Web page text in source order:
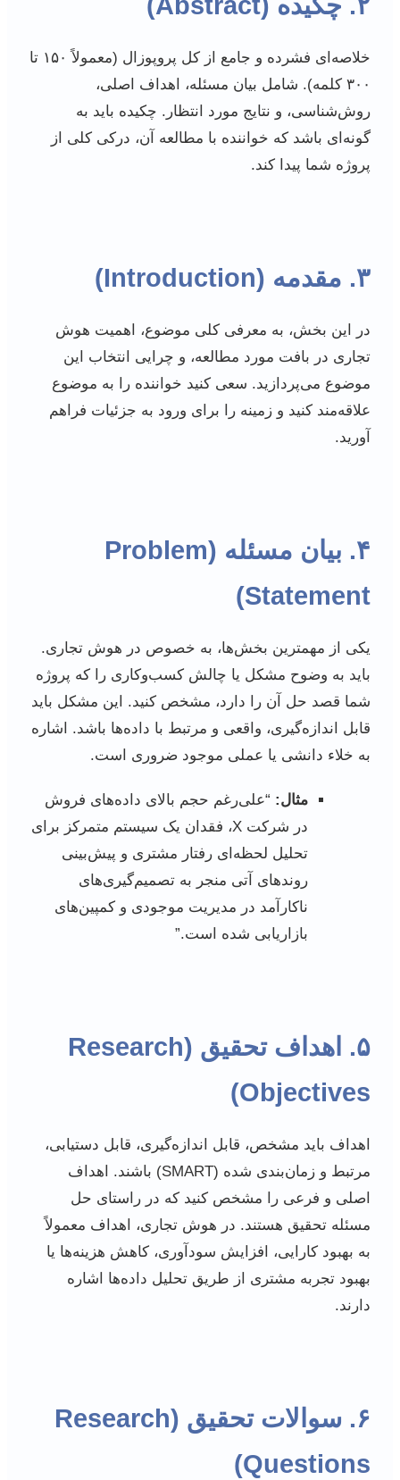
۲. چکیده (Abstract)
خلاصه‌ای فشرده و جامع از کل پروپوزال (معمولاً ۱۵۰ تا
۳۰۰ کلمه). شامل بیان مسئله، اهداف اصلی،
روش‌شناسی، و نتایج مورد انتظار. چکیده باید به
گونه‌ای باشد که خواننده با مطالعه آن، درکی کلی از
پروژه شما پیدا کند.
۳. مقدمه (Introduction)
در این بخش، به معرفی کلی موضوع، اهمیت هوش
تجاری در بافت مورد مطالعه، و چرایی انتخاب این
موضوع می‌پردازید. سعی کنید خواننده را به موضوع
علاقه‌مند کنید و زمینه را برای ورود به جزئیات فراهم
آورید.
۴. بیان مسئله (Problem
Statement)
یکی از مهمترین بخش‌ها، به خصوص در هوش تجاری.
باید به وضوح مشکل یا چالش کسب‌وکاری را که پروژه
شما قصد حل آن را دارد، مشخص کنید. این مشکل باید
قابل اندازه‌گیری، واقعی و مرتبط با داده‌ها باشد. اشاره
به خلاء دانشی یا عملی موجود ضروری است.
مثال: “علی‌رغم حجم بالای داده‌های فروش
در شرکت X، فقدان یک سیستم متمرکز برای
تحلیل لحظه‌ای رفتار مشتری و پیش‌بینی
روندهای آتی منجر به تصمیم‌گیری‌های
ناکارآمد در مدیریت موجودی و کمپین‌های
بازاریابی شده است.”
۵. اهداف تحقیق (Research
Objectives)
اهداف باید مشخص، قابل اندازه‌گیری، قابل دستیابی،
مرتبط و زمان‌بندی شده (SMART) باشند. اهداف
اصلی و فرعی را مشخص کنید که در راستای حل
مسئله تحقیق هستند. در هوش تجاری، اهداف معمولاً
به بهبود کارایی، افزایش سودآوری، کاهش هزینه‌ها یا
بهبود تجربه مشتری از طریق تحلیل داده‌ها اشاره
دارند.
۶. سوالات تحقیق (Research
Questions)